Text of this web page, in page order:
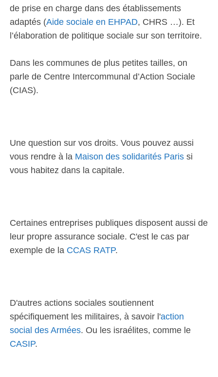
de prise en charge dans des établissements
adaptés (Aide sociale en EHPAD, CHRS …). Et
l’élaboration de politique sociale sur son territoire.
Dans les communes de plus petites tailles, on
parle de Centre Intercommunal d’Action Sociale
(CIAS).
Une question sur vos droits. Vous pouvez aussi
vous rendre à la Maison des solidarités Paris si
vous habitez dans la capitale.
Certaines entreprises publiques disposent aussi de
leur propre assurance sociale. C'est le cas par
exemple de la CCAS RATP.
D'autres actions sociales soutiennent
spécifiquement les militaires, à savoir l'action
social des Armées. Ou les israélites, comme le
CASIP.